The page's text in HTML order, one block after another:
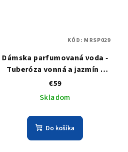
Dámska parfumovaná voda -
Tuberóza vonná a jazmín -
TUBEROSE
€59
Skladom
Do košíka
KÓD: MRSP029